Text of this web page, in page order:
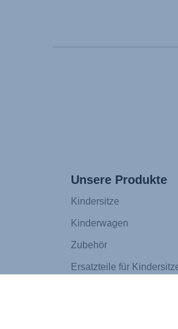
Unsere Produkte
Kindersitze
Kinderwagen
Zubehör
Ersatzteile für